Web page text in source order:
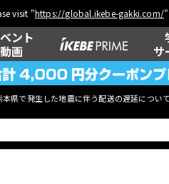
visit "https://global.ikebe-gakki.com/
ント
動画
サ
本県で発生した地震に伴う配送の遅延につい